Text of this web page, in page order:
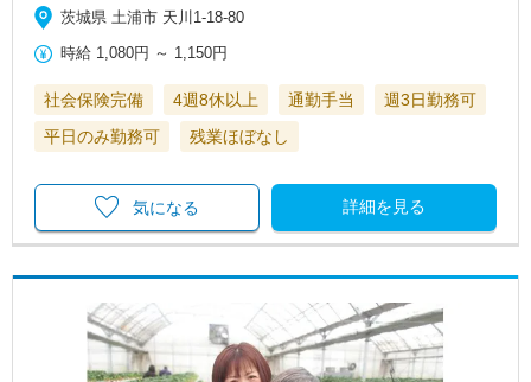
茨城県 土浦市 天川1-18-80
時給 1,080円 ～ 1,150円
社会保険完備 4週8休以上 通勤手当
週3日勤務可
平日のみ勤務可
残業ほぼなし
詳細を見る
気になる